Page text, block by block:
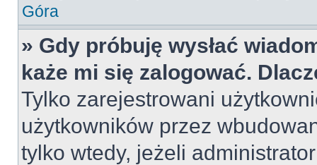
Góra
» Gdy próbuję wysłać
każe mi się zalogować.
Tylko zarejestrowani
użytkowników przez
tylko wtedy, jeżeli